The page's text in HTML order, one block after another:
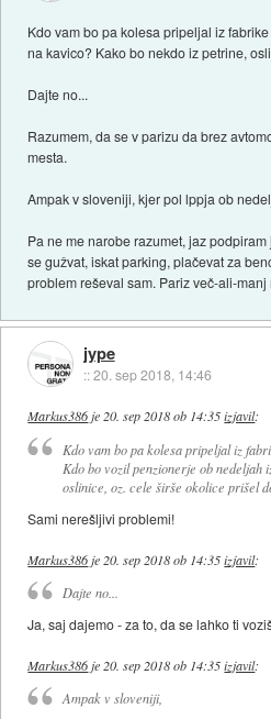
Kdo vam bo pa kolesa pripeljal iz
na kavico? Kako bo nekdo iz petrine,
Dajte no...
Razumem, da se v parizu da brez
mesta.
Ampak v sloveniji, kjer pol lppja ob
Pa ne me narobe razumet, jaz
se gužvat, iskat parking, plačevat za
problem reševal sam. Pariz več-ali-
jype
::20. sep 2018, 14:46
Markus386je20. sep 2018 ob 14:35 izjavil:
Kdo vam bo pa kolesa pripeljal iz
Kdo bo vozil penzionerje ob nedeljah
oslinice, oz. cele širše okolice prišel
Sami nerešljivi problemi!
Markus386 je 20. sep 2018 ob 14:35 izjavil:
Dajte no...
Ja, saj dajemo - za to, da se lahko ti
Markus386 je 20. sep 2018 ob 14:35 izjavil:
Ampak v sloveniji,